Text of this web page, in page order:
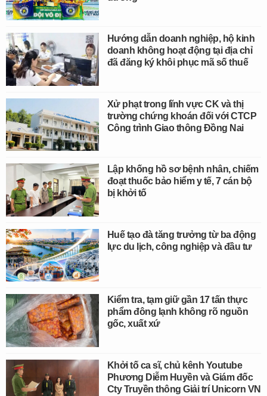
Hướng dẫn doanh nghiệp, hộ kinh
doanh không hoạt động tại địa chỉ
đã đăng ký khôi phục mã số thuế
Xử phạt trong lĩnh vực CK và thị
trường chứng khoán đối với CTCP
Công trình Giao thông Đồng Nai
Lập khống hồ sơ bệnh nhân, chiếm
đoạt thuốc bảo hiểm y tế, 7 cán bộ
bị khởi tố
Huế tạo đà tăng trưởng từ ba động
lực du lịch, công nghiệp và đầu tư
Kiểm tra, tạm giữ gần 17 tấn thực
phẩm đông lạnh không rõ nguồn
gốc, xuất xứ
Khởi tố ca sĩ, chủ kênh Youtube
Phương Diễm Huyền và Giám đốc
Cty Truyền thông Giải trí Unicorn VN